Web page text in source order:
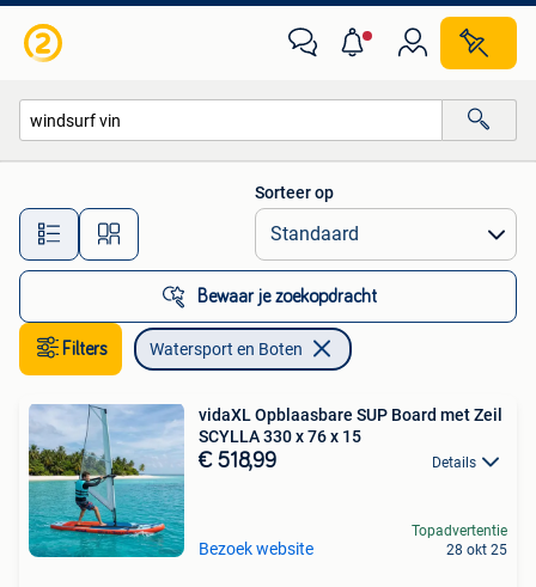
Alle afstanden…
Sorteer op
Bewaar je zoekopdracht
Filters Watersport en Boten
vidaXL Opblaasbare SUP Board met Zeil
SCYLLA 330 x 76 x 15
€ 518,99 Details
Bezoek website
Topadvertentie
28 okt 25